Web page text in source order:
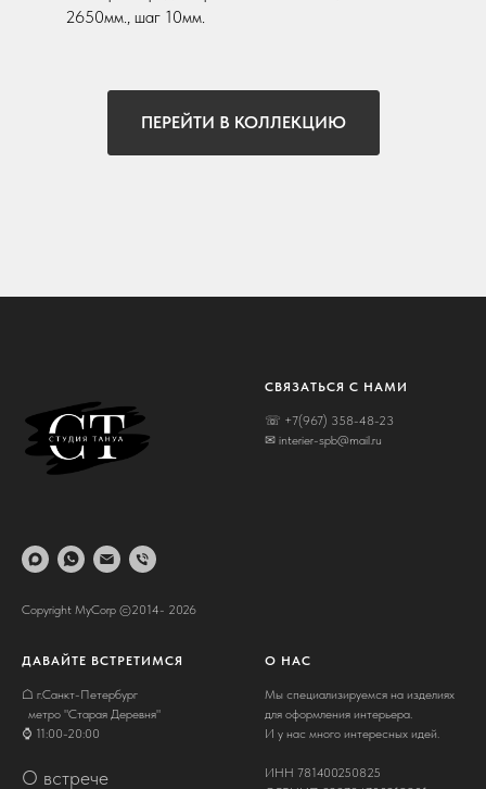
2650мм., шаг 10мм.
ПЕРЕЙТИ В КОЛЛЕКЦИЮ
Copyright MyCorp ©2014- 2026
СВЯЗАТЬСЯ С НАМИ
☏ +7(967) 358-48-23
✉ interier-spb@mail.ru
ДАВАЙТЕ ВСТРЕТИМСЯ
☖ г.Санкт-Петербург
метро "Старая Деревня"
⌚ 11:00-20:00
О встрече
О НАС
Мы специализируемся на изделиях
для оформления интерьера.
И у нас много интересных идей.
ИНН 781400250825